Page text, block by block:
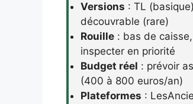
Versions : TL
découvrable (rare)
Rouille : bas de
inspecter en priorité
Budget réel : prévoir
(400 à 800 euros/an)
Plateformes :